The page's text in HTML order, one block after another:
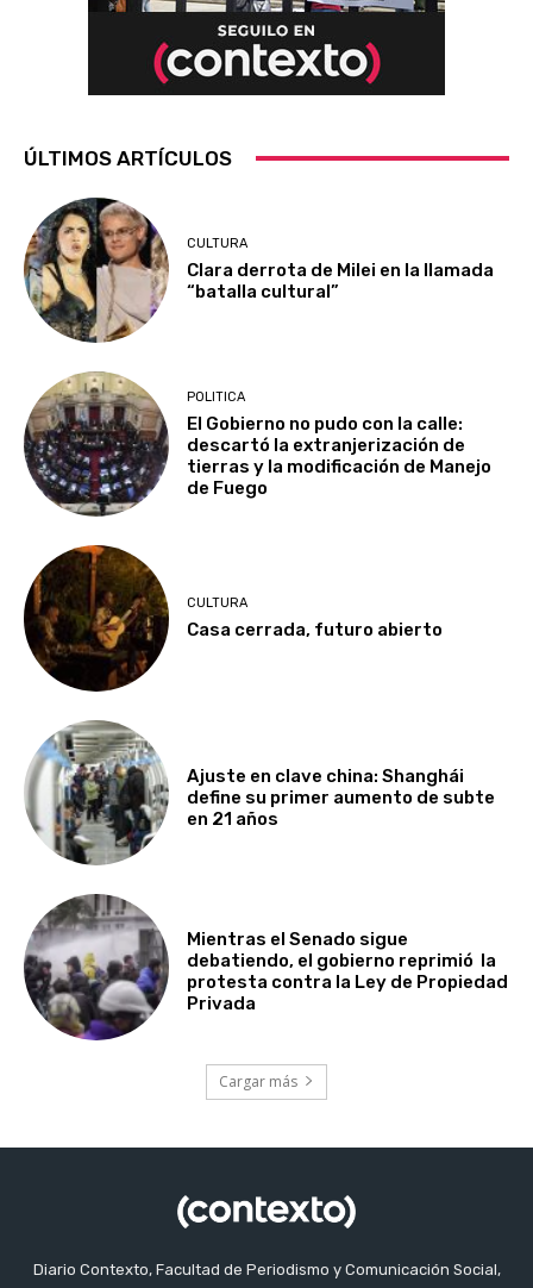
ÚLTIMOS ARTÍCULOS
CULTURA
Clara derrota de Milei en la llamada
“batalla cultural”
POLITICA
El Gobierno no pudo con la calle:
descartó la extranjerización de
tierras y la modificación de Manejo
de Fuego
CULTURA
Casa cerrada, futuro abierto
Ajuste en clave china: Shanghái
define su primer aumento de subte
en 21 años
Mientras el Senado sigue
debatiendo, el gobierno reprimió la
protesta contra la Ley de Propiedad
Privada
Cargar más
Diario Contexto, Facultad de Periodismo y Comunicación Social,